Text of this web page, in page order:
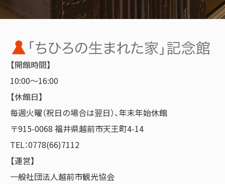
【開館時間】
10:00～16:00
【休館日】
毎週火曜（祝日の場合は翌日）、年末年始休館
〒915-0068 福井県越前市天王町4-14
TEL：0778(66)7112
【運営】
一般社団法人越前市観光協会